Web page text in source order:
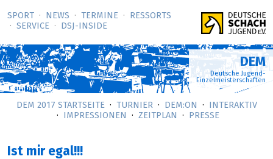
SPORT NEWS TERMINE
RESSORTS
SERVICE
DSJ-­INSIDE
DEM
Deutsche Jugend-
Einzelmeisterschaften
DEM 2017 STARTSEITE TURNIER DEM:ON
INTERAKTIV
IMPRESSIONEN
ZEITPLAN PRESSE
Ist mir egal!!!